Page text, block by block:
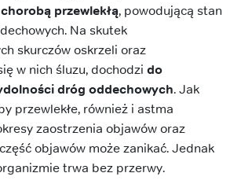
przewlekłą, powodującą stan
Na skutek
skurczów oskrzeli oraz
w nich śluzu, dochodzi do
dróg oddechowych. Jak
przewlekłe, również i astma
zaostrzenia objawów oraz
objawów może zanikać. Jednak
trwa bez przerwy.